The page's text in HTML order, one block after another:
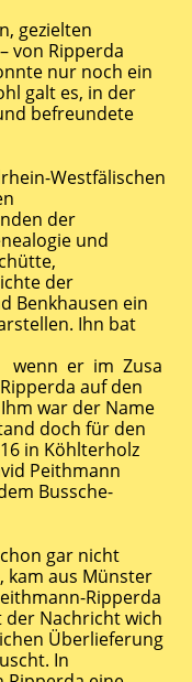
gezielten
von Ripperda
nur noch ein
galt es, in der
befreundete
Westfälischen
der
und
der
Benkhausen ein
Ihn bat
wenn er im Zusa
auf den
war der Name
doch für den
in Köhlterholz
Peithmann
Bussche-
gar nicht
kam aus Münster
Ripperda
Nachricht wich
Überlieferung
In